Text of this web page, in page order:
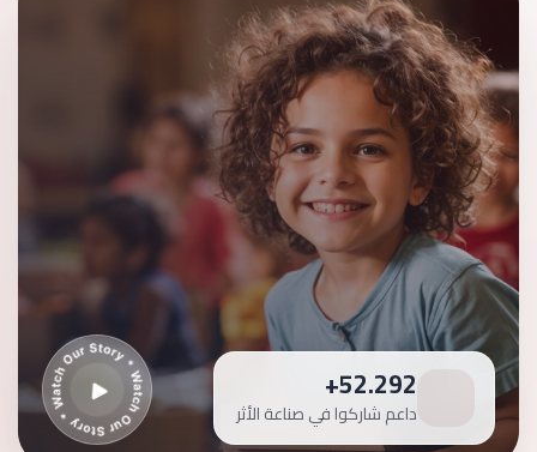
55.591
+
داعم شاركوا في صناعة الأثر